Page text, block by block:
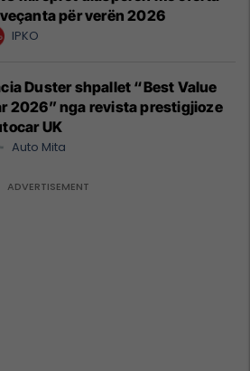
për verën 2026
IPKO
Duster shpallet “Best Value
2026” nga revista prestigjioze
UK
Auto Mita